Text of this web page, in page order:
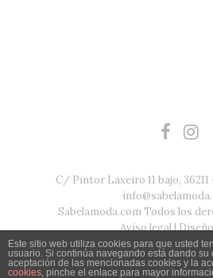
C/ Pintor Laxeiro 11 bajo, 36211
Sabelamoda.com Todos los
Aviso legal|
Este sitio web utiliza cookies para que usted
usuario. Si continúa navegando está dando su
aceptación de las mencionadas cookies y la
cookies, pinche el enlace para mayor